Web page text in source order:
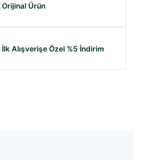
Orijinal Ürün
İlk Alışverişe Özel %5 İndirim